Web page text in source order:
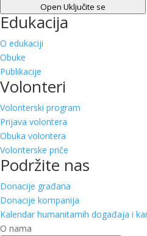
Open Uključite se
Edukacija
O edukaciji
Obuke
Publikacije
Volonteri
Volonterski program
Prijava volontera
Obuka volontera
Volonterske priče
Podržite nas
Donacije građana
Donacije kompanija
Kalendar humanitarnih događaja i
O nama